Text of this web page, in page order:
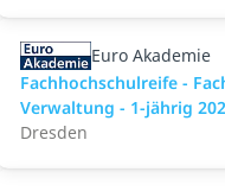
Euro Akademie
Fachhochschulreife -
Verwaltung - 1-jährig
Dresden